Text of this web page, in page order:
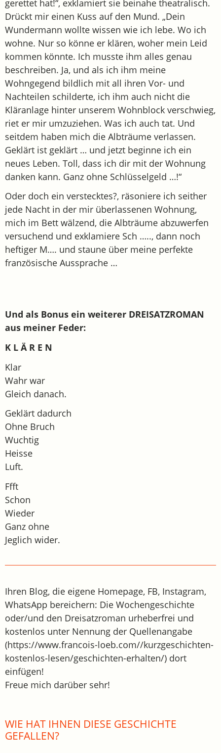
gerettet hat!“, exklamiert sie beinahe theatralisch.
Drückt mir einen Kuss auf den Mund. „Dein
Wundermann wollte wissen wie ich lebe. Wo ich
wohne. Nur so könne er klären, woher mein Leid
kommen könnte. Ich musste ihm alles genau
beschreiben. Ja, und als ich ihm meine
Wohngegend bildlich mit all ihren Vor- und
Nachteilen schilderte, ich ihm auch nicht die
Kläranlage hinter unserem Wohnblock verschwieg,
riet er mir umzuziehen. Was ich auch tat. Und
seitdem haben mich die Albträume verlassen.
Geklärt ist geklärt … und jetzt beginne ich ein
neues Leben. Toll, dass ich dir mit der Wohnung
danken kann. Ganz ohne Schlüsselgeld …!“
Oder doch ein verstecktes?, räsoniere ich seither
jede Nacht in der mir überlassenen Wohnung,
mich im Bett wälzend, die Albträume abzuwerfen
versuchend und exklamiere Sch ….., dann noch
heftiger M…. und staune über meine perfekte
französische Aussprache …
Und als Bonus ein weiterer DREISATZROMAN
aus meiner Feder:
K L Ä R E N
Klar
Wahr war
Gleich danach.
Geklärt dadurch
Ohne Bruch
Wuchtig
Heisse
Luft.
Ffft
Schon
Wieder
Ganz ohne
Jeglich wider.
Ihren Blog, die eigene Homepage, FB, Instagram,
WhatsApp bereichern: Die Wochengeschichte
oder/und den Dreisatzroman urheberfrei und
kostenlos unter Nennung der Quellenangabe
(https://www.francois-loeb.com//kurzgeschichten-
kostenlos-lesen/geschichten-erhalten/) dort
einfügen!
Freue mich darüber sehr!
WIE HAT IHNEN DIESE GESCHICHTE
GEFALLEN?